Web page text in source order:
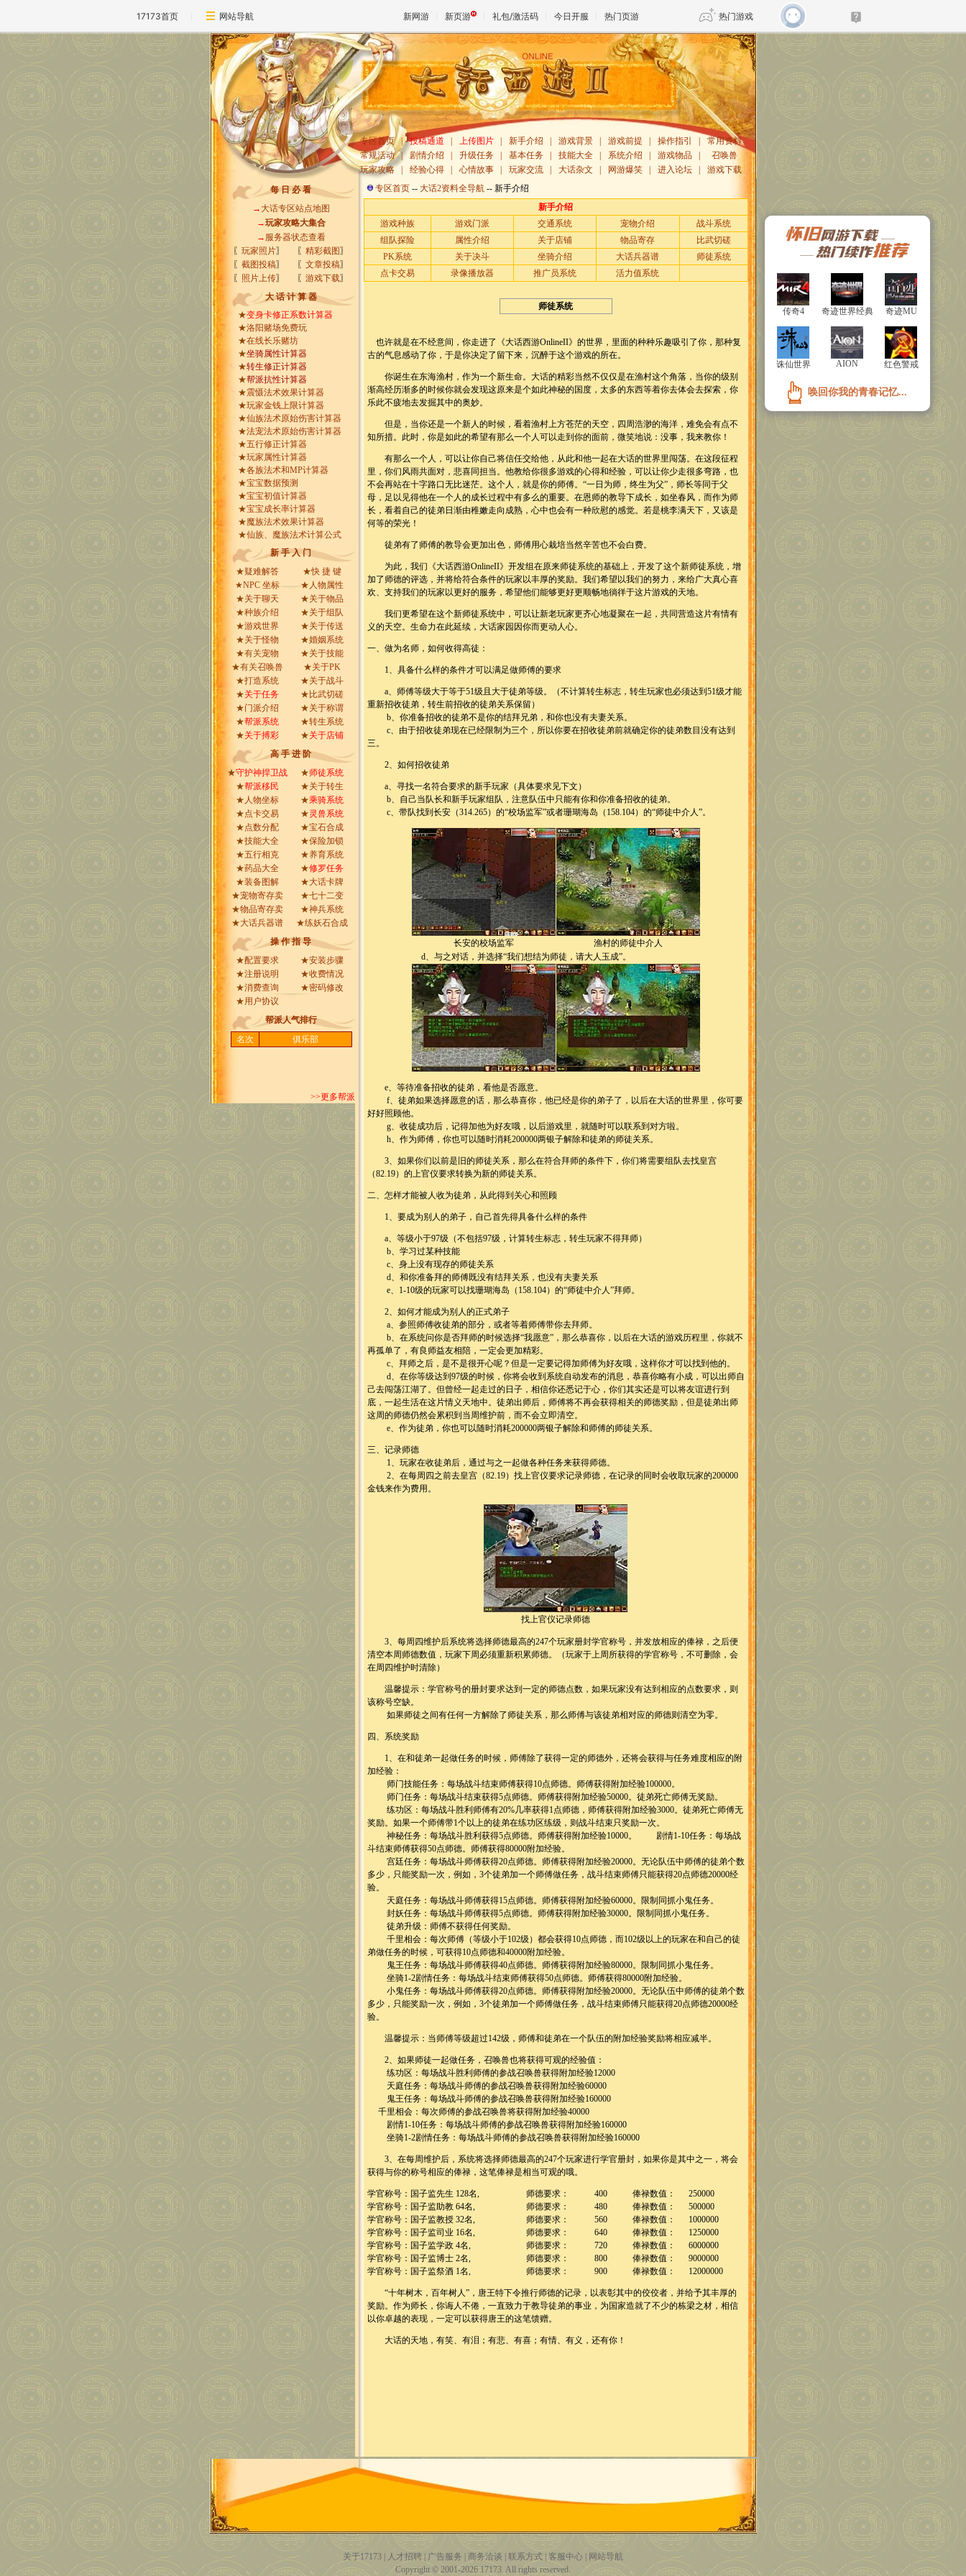
17173首页 网站导航 新网游 新页游 礼包/激活码 今日开服 热门页游 热门游戏
DNF 传奇4
剑网3旗舰版 新天龙八部
王权与自由 诛仙世界 仙剑世界
专区首页 投稿通道 上传图片 新手介绍 游戏背景 游戏前提 操作指引
常用资料
常规活动
剧情介绍 升级任务 基本任务 技能大全 系统介绍 游戏物品
召唤兽
玩家攻略
经验心得 心情故事 玩家交流 大话杂文 网游爆笑 进入论坛
游戏下载
每 日 必 看
→ 大话专区站点地图
→玩家攻略大集合
→ 服务器状态查看
〖 玩家照片〗 〖 精彩截图 〗
〖 截图投稿〗 〖 文章投稿〗
〖 照片上传〗 〖 游戏下载〗
大 话 计 算 器
★变身卡修正系数计算器
★洛阳赌场免费玩
★在线长乐赌坊
★坐骑属性计算器
★转生修正计算器
★帮派抗性计算器
★震慑法术效果计算器
★玩家金钱上限计算器
★仙族法术原始伤害计算器
★法宠法术原始伤害计算器
★五行修正计算器
★玩家属性计算器
★各族法术和MP计算器
★宝宝数据预测
★宝宝初值计算器
★宝宝成长率计算器
★魔族法术效果计算器
★仙族、魔族法术计算公式
新 手 入 门
★疑难解答 ★快 捷 键
★NPC 坐标 ★ 人物属性
★关于聊天 ★关于物品
★种族介绍 ★关于组队
★游戏世界 ★关于传送
★关于怪物 ★婚姻系统
★有关宠物 ★关于技能
★有关召唤兽 ★关于PK
★打造系统 ★关于战斗
★关于任务 ★ 比武切磋
★门派介绍 ★关于称谓
★帮派系统 ★转生系统
★关于搏彩 ★关于店铺
高 手 进 阶
★守护神捍卫战 ★师徒系统
★帮派移民 ★关于转生
★ 人物坐标 ★乘骑系统
★点卡交易 ★灵兽系统
★点数分配 ★宝石合成
★技能大全 ★保险加锁
★五行相克 ★养育系统
★药品大全 ★修罗任务
★装备图解 ★大话卡牌
★宠物寄存卖 ★七十二变
★物品寄存卖 ★神兵系统
★大话兵器谱 ★练妖石合成
操 作 指 导
★配置要求 ★安装步骤
★注册说明 ★收费情况
★消费查询 ★密码修改
★用户协议
帮派人气排行
名次
俱乐部
>>更多帮派
专区首页 -- 大话2资料全导航 -- 新手介绍
新手介绍
游戏种族
游戏门派 交通系统 宠物介绍
战斗系统
组队探险
属性介绍 关于店铺 物品寄存
比武切磋
PK系统
关于决斗 坐骑介绍 大话兵器谱
师徒系统
点卡交易
录像播放器 推广员系统 活力值系统
师徒系统
也许就是在不经意间，你走进了《大话西游OnlineII》的世界，里面的种种乐趣吸引了你，那种复
古的气息感动了你，于是你决定了留下来，沉醉于这个游戏的所在。
你诞生在东海渔村，作为一个新生命。大话的精彩当然不仅仅是在渔村这个角落，当你的级别
渐高经历渐多的时候你就会发现这原来是个如此神秘的国度，太多的东西等着你去体会去探索，你
乐此不疲地去发掘其中的奥妙。
但是，当你还是一个新人的时候，看着渔村上方苍茫的天空，四周浩渺的海洋，难免会有点不
知所措。此时，你是如此的希望有那么一个人可以走到你的面前，微笑地说：没事，我来教你！
有那么一个人，可以让你自己将信任交给他，从此和他一起在大话的世界里闯荡。在这段征程
里，你们风雨共面对，悲喜同担当。他教给你很多游戏的心得和经验，可以让你少走很多弯路，也
不会再站在十字路口无比迷茫。这个人，就是你的师傅。“一日为师，终生为父”，师长等同于父
母，足以见得他在一个人的成长过程中有多么的重要。在恩师的教导下成长，如坐春风，而作为师
长，看着自己的徒弟日渐由稚嫩走向成熟，心中也会有一种欣慰的感觉。若是桃李满天下，又该是
何等的荣光！
徒弟有了师傅的教导会更加出色，师傅用心栽培当然辛苦也不会白费。
为此，我们《大话西游OnlineII》开发组在原来师徒系统的基础上，开发了这个新师徒系统，增
加了师德的评选，并将给符合条件的玩家以丰厚的奖励。我们希望以我们的努力，来给广大真心喜
欢、支持我们的玩家以更好的服务，希望他们能够更好更顺畅地徜徉于这片游戏的天地。
我们更希望在这个新师徒系统中，可以让新老玩家更齐心地凝聚在一起，共同营造这片有情有
义的天空。生命力在此延续，大话家园因你而更动人心。
一、做为名师，如何收得高徒：
1、具备什么样的条件才可以满足做师傅的要求
a、师傅等级大于等于51级且大于徒弟等级。（不计算转生标志，转生玩家也必须达到51级才能
重新招收徒弟，转生前招收的徒弟关系保留）
b、你准备招收的徒弟不是你的结拜兄弟，和你也没有夫妻关系。
c、由于招收徒弟现在已经限制为三个，所以你要在招收徒弟前就确定你的徒弟数目没有达到
三。
2、如何招收徒弟
a、寻找一名符合要求的新手玩家（具体要求见下文）
b、自己当队长和新手玩家组队，注意队伍中只能有你和你准备招收的徒弟。
c、带队找到长安（314.265）的“校场监军”或者珊瑚海岛（158.104）的“师徒中介人”。
长安的校场监军
渔村的师徒中介人
d、与之对话，并选择“我们想结为师徒，请大人玉成”。
e、等待准备招收的徒弟，看他是否愿意。
f、徒弟如果选择愿意的话，那么恭喜你，他已经是你的弟子了，以后在大话的世界里，你可要
好好照顾他。
g、收徒成功后，记得加他为好友哦，以后游戏里，就随时可以联系到对方啦。
h、作为师傅，你也可以随时消耗200000两银子解除和徒弟的师徒关系。
3、如果你们以前是旧的师徒关系，那么在符合拜师的条件下，你们将需要组队去找皇宫
（82.19）的上官仪要求转换为新的师徒关系。
二、怎样才能被人收为徒弟，从此得到关心和照顾
1、要成为别人的弟子，自己首先得具备什么样的条件
a、等级小于97级（不包括97级，计算转生标志，转生玩家不得拜师）
b、学习过某种技能
c、身上没有现存的师徒关系
d、和你准备拜的师傅既没有结拜关系，也没有夫妻关系
e、1-10级的玩家可以找珊瑚海岛（158.104）的“师徒中介人”拜师。
2、如何才能成为别人的正式弟子
a、参照师傅收徒弟的部分，或者等着师傅带你去拜师。
b、在系统问你是否拜师的时候选择“我愿意”，那么恭喜你，以后在大话的游戏历程里，你就不
再孤单了，有良师益友相陪，一定会更加精彩。
c、拜师之后，是不是很开心呢？但是一定要记得加师傅为好友哦，这样你才可以找到他的。
d、在你等级达到97级的时候，你将会收到系统自动发布的消息，恭喜你略有小成，可以出师自
己去闯荡江湖了。但曾经一起走过的日子，相信你还悉记于心，你们其实还是可以将友谊进行到
底，一起生活在这片情义天地中。徒弟出师后，师傅将不再会获得相关的师德奖励，但是徒弟出师
这周的师德仍然会累积到当周维护前，而不会立即清空。
e、作为徒弟，你也可以随时消耗200000两银子解除和师傅的师徒关系。
三、记录师德
1、玩家在收徒弟后，通过与之一起做各种任务来获得师德。
2、在每周四之前去皇宫（82.19）找上官仪要求记录师德，在记录的同时会收取玩家的200000
金钱来作为费用。
找上官仪记录师德
3、每周四维护后系统将选择师德最高的247个玩家册封学官称号，并发放相应的俸禄，之后便
清空本周师德数值，玩家下周必须重新积累师德。（玩家于上周所获得的学官称号，不可删除，会
在周四维护时清除）
温馨提示：学官称号的册封要求达到一定的师德点数，如果玩家没有达到相应的点数要求，则
该称号空缺。
如果师徒之间有任何一方解除了师徒关系，那么师傅与该徒弟相对应的师德则清空为零。
四、系统奖励
1、在和徒弟一起做任务的时候，师傅除了获得一定的师德外，还将会获得与任务难度相应的附
加经验：
师门技能任务：每场战斗结束师傅获得10点师德。师傅获得附加经验100000。
师门任务：每场战斗结束获得5点师德。师傅获得附加经验50000。徒弟死亡师傅无奖励。
练功区：每场战斗胜利师傅有20%几率获得1点师德，师傅获得附加经验3000。徒弟死亡师傅无
奖励。如果一个师傅带1个以上的徒弟在练功区练级，则战斗结束只奖励一次。
神秘任务：每场战斗胜利获得5点师德。师傅获得附加经验10000。 剧情1-10任务：每场战
斗结束师傅获得50点师德。师傅获得80000附加经验。
宫廷任务：每场战斗师傅获得20点师德。师傅获得附加经验20000。无论队伍中师傅的徒弟个数
多少，只能奖励一次，例如，3个徒弟加一个师傅做任务，战斗结束师傅只能获得20点师德20000经
验。
天庭任务：每场战斗师傅获得15点师德。师傅获得附加经验60000。限制同抓小鬼任务。
封妖任务：每场战斗师傅获得5点师德。师傅获得附加经验30000。限制同抓小鬼任务。
徒弟升级：师傅不获得任何奖励。
千里相会：每次师傅（等级小于102级）都会获得10点师德，而102级以上的玩家在和自己的徒
弟做任务的时候，可获得10点师德和40000附加经验。
鬼王任务：每场战斗师傅获得40点师德。师傅获得附加经验80000。限制同抓小鬼任务。
坐骑1-2剧情任务：每场战斗结束师傅获得50点师德。师傅获得80000附加经验。
小鬼任务：每场战斗师傅获得20点师德。师傅获得附加经验20000。无论队伍中师傅的徒弟个数
多少，只能奖励一次，例如，3个徒弟加一个师傅做任务，战斗结束师傅只能获得20点师德20000经
验。
温馨提示：当师傅等级超过142级，师傅和徒弟在一个队伍的附加经验奖励将相应减半。
2、如果师徒一起做任务，召唤兽也将获得可观的经验值：
练功区：每场战斗胜利师傅的参战召唤兽获得附加经验12000
天庭任务：每场战斗师傅的参战召唤兽获得附加经验60000
鬼王任务：每场战斗师傅的参战召唤兽获得附加经验160000
千里相会：每次师傅的参战召唤兽将获得附加经验40000
剧情1-10任务：每场战斗师傅的参战召唤兽获得附加经验160000
坐骑1-2剧情任务：每场战斗师傅的参战召唤兽获得附加经验160000
3、在每周维护后，系统将选择师德最高的247个玩家进行学官册封，如果你是其中之一，将会
获得与你的称号相应的俸禄，这笔俸禄是相当可观的哦。
学官称号：国子监先生 128名, 师德要求： 400 俸禄数值：
250000
学官称号：国子监助教 64名,
师德要求： 480 俸禄数值：
500000
学官称号：国子监教授 32名,
师德要求： 560 俸禄数值：
1000000
学官称号：国子监司业 16名,
师德要求： 640 俸禄数值：
1250000
学官称号：国子监学政 4名,
师德要求： 720 俸禄数值：
6000000
学官称号：国子监博士 2名,
师德要求： 800 俸禄数值：
9000000
学官称号：国子监祭酒 1名,
师德要求： 900 俸禄数值： 12000000
“十年树木，百年树人”，唐王特下令推行师德的记录，以表彰其中的佼佼者，并给予其丰厚的
奖励。作为师长，你诲人不倦，一直致力于教导徒弟的事业，为国家造就了不少的栋梁之材，相信
以你卓越的表现，一定可以获得唐王的这笔馈赠。
大话的天地，有笑、有泪；有悲、有喜；有情、有义，还有你！
关于17173 人才招聘 广告服务 商务洽谈 联系方式 客服中心
网站导航
Copyright © 2001-2026 17173. All rights reserved.
传奇4 奇迹世界经典 奇迹MU
诛仙世界 AION 红色警戒
唤回你我的青春记忆...
传奇4 奇迹世界经典 奇迹MU
诛仙世界 AION 红色警戒
唤回你我的青春记忆...